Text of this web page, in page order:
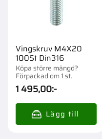
Vingskruv M4X20
100St Din316
Köpa större mängd?
Förpackad om 1 st.
1 495,00:-